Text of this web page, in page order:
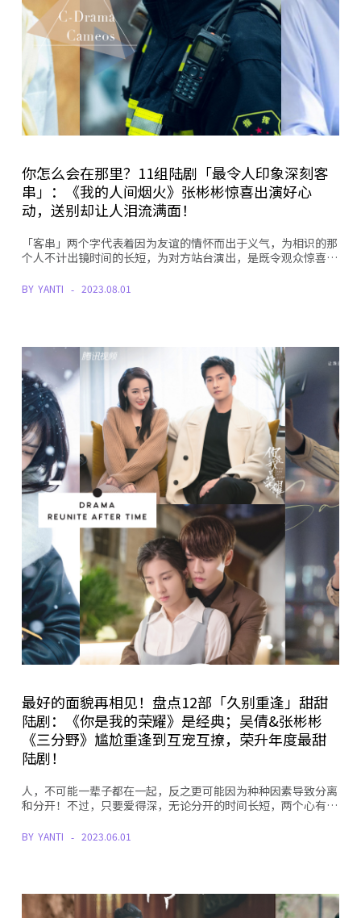
你怎么会在那里？11组陆剧「最令人印象深刻客
串」：《我的人间烟火》张彬彬惊喜出演好心
动，送别却让人泪流满面！
「客串」两个字代表着因为友谊的情怀而出于义气，为相识的那
个人不计出镜时间的长短，为对方站台演出，是既令观众惊喜…
BY YANTI 2023.08.01
最好的面貌再相见！盘点12部「久别重逢」甜甜
陆剧：《你是我的荣耀》是经典；吴倩&张彬彬
《三分野》尴尬重逢到互宠互撩，荣升年度最甜
陆剧！
人，不可能一辈子都在一起，反之更可能因为种种因素导致分离
和分开！不过，只要爱得深，无论分开的时间长短，两个心有…
BY YANTI 2023.06.01